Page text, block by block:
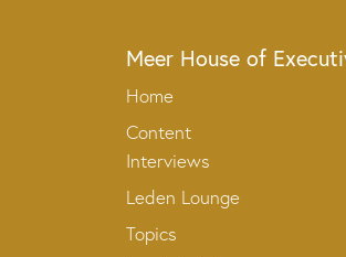
Meer House of
Home
Content
Interviews
Leden Lounge
Topics